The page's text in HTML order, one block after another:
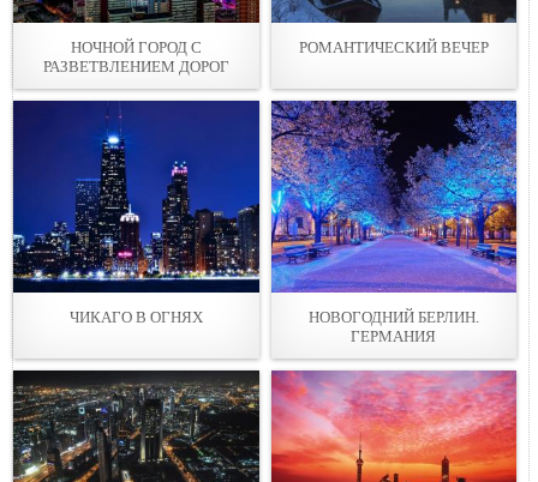
НОЧНОЙ ГОРОД С
РАЗВЕТВЛЕНИЕМ ДОРОГ
РОМАНТИЧЕСКИЙ ВЕЧЕР
ЧИКАГО В ОГНЯХ
НОВОГОДНИЙ БЕРЛИН.
ГЕРМАНИЯ